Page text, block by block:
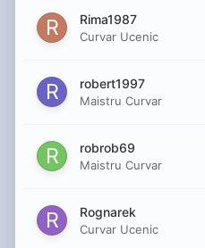
Rima1987
Curvar Ucenic
robert1997
Maistru Curvar
robrob69
Maistru Curvar
Rognarek
Curvar Ucenic